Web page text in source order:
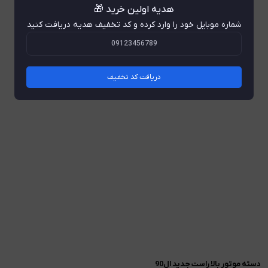
دسته موتور بالا راست جدید ال90
هدیه اولین خرید 🎁
شماره موبایل خود را وارد کرده و کد تخفیف هدیه دریافت کنید
دریافت کد تخفیف